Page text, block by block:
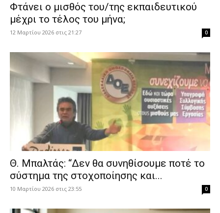
Φτάνει ο μισθός του/της εκπαιδευτικού
μέχρι το τέλος του μήνα;
12 Μαρτίου 2026 στις 21:27 0
Θ. Μπαλτάς: “Δεν θα συνηθίσουμε ποτέ το
σύστημα της στοχοποίησης και...
10 Μαρτίου 2026 στις 23:55 0